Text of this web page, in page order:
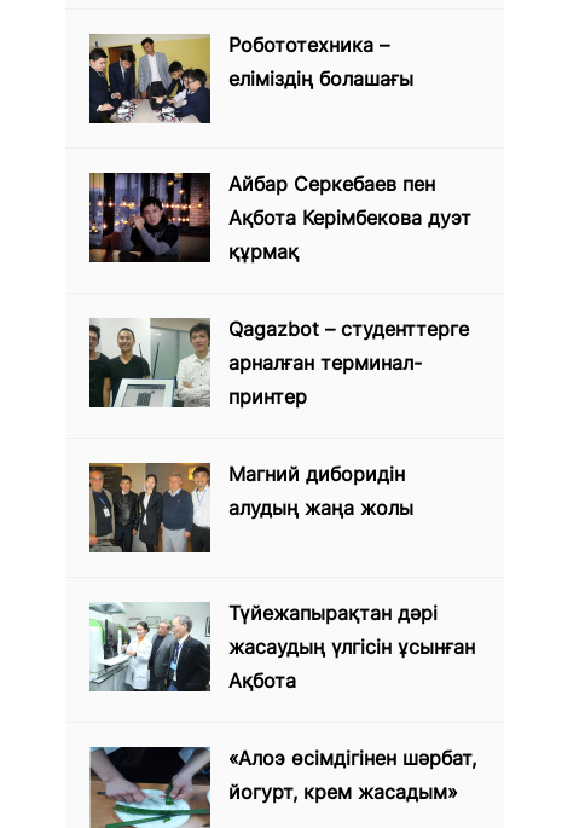
Робототехника –
еліміздің болашағы
Айбар Серкебаев пен
Ақбота Керімбекова дуэт
құрмақ
Qagazbot – студенттерге
арналған терминал-
принтер
Магний диборидін
алудың жаңа жолы
Түйежапырақтан дәрі
жасаудың үлгісін ұсынған
Ақбота
«Алоэ өсімдігінен шәрбат,
йогурт, крем жасадым»